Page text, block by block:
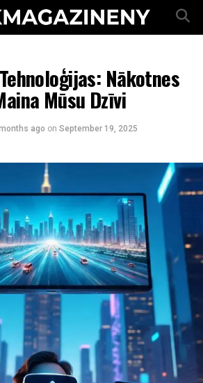
Nākotnes
Mūsu Dzīvi
ago on September 19, 2025